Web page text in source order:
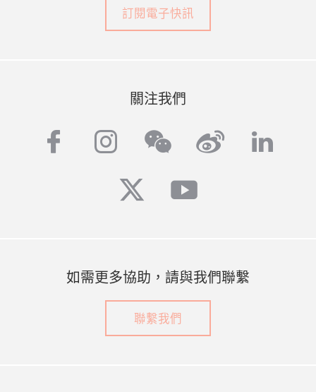
訂閱電子快訊
關注我們
facebook
instagram
wechatweibo
twitteryoutube
如需更多協助，請與我們聯繫
聯繫我們